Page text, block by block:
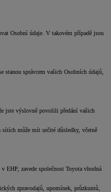
Osobní údaje. V takovém případě jsou
správcem vašich Osobních údajů,
jste výslovně povolili předání vašich
může mít určité důsledky, včetně
zavede společnost Toyota vhodná
zpravodajů, upomínek, průzkumů,